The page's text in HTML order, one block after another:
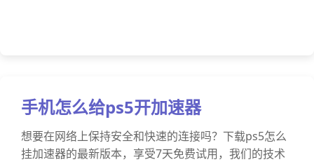
手机怎么给ps5开加速器
想要在网络上保持安全和快速的连接吗？下载ps5怎么
挂加速器的最新版本，享受7天免费试用，我们的技术